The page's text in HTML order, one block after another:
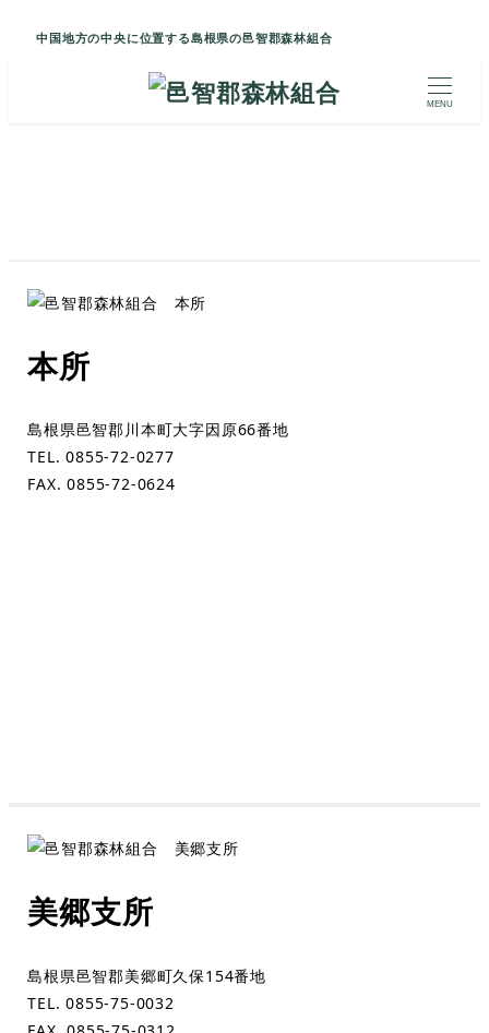
中国地方の中央に位置する島根県の邑智郡森林組合
MENU
本所
島根県邑智郡川本町大字因原66番地
TEL. 0855-72-0277
FAX. 0855-72-0624
美郷支所
島根県邑智郡美郷町久保154番地
TEL. 0855-75-0032